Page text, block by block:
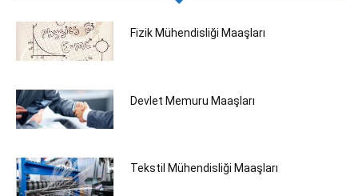
Fizik Mühendisliği Maaşları
Devlet Memuru Maaşları
Tekstil Mühendisliği‎ Maaşları